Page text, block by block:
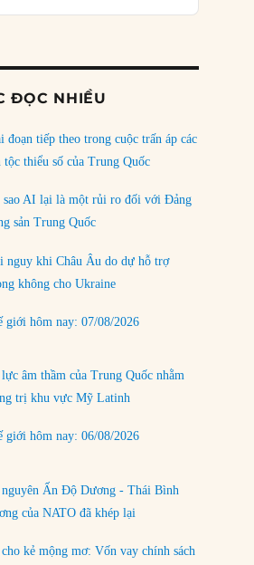
Châu Á”
thất bại: Các quỹ đầu tư mạo
để kết thúc Chiến tranh Iran?
tiếp của Bắc Kinh ở Biển Đông
mới: Các nước nhỏ sẽ luôn
LOAD MORE
ĐỌC NHIỀU
đoạn tiếp theo trong cuộc trấn áp các
tộc thiểu số của Trung Quốc
sao AI lại là một rủi ro đối với Đảng
sản Trung Quốc
nguy khi Châu Âu do dự hỗ trợ
không cho Ukraine
giới hôm nay: 07/08/2026
âm thầm của Trung Quốc nhằm
trị khu vực Mỹ Latinh
giới hôm nay: 06/08/2026
Ấn Độ Dương - Thái Bình
của NATO đã khép lại
kẻ mộng mơ: Vốn vay chính sách